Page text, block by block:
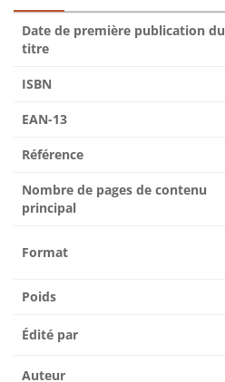
Date de première publication du
titre
ISBN
EAN-13
Référence
Nombre de pages de contenu
principal
Format
Poids
Édité par
Auteur